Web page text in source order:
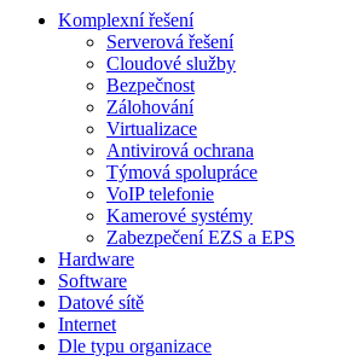
Komplexní řešení
Serverová řešení
Cloudové služby
Bezpečnost
Zálohování
Virtualizace
Antivirová ochrana
Týmová spolupráce
VoIP telefonie
Kamerové systémy
Zabezpečení EZS a EPS
Hardware
Software
Datové sítě
Internet
Dle typu organizace